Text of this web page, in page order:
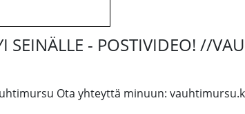
SEINÄLLE - POSTIVIDEO! //
vauhtimursu Ota yhteyttä minuun: